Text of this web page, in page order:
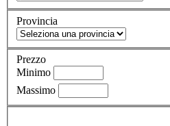
Provincia
Prezzo
Minimo
Massimo